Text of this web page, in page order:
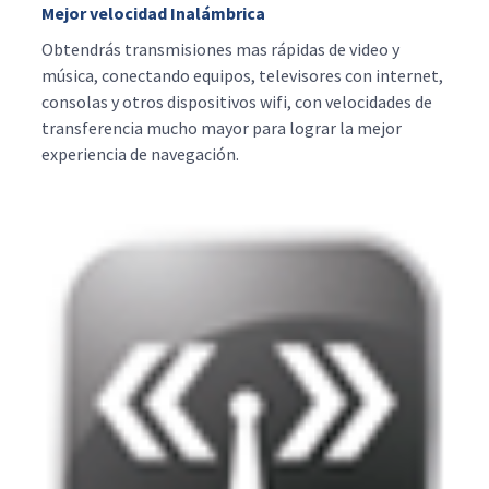
Mejor velocidad Inalámbrica
Obtendrás transmisiones mas rápidas de video y
música, conectando equipos, televisores con internet,
consolas y otros dispositivos wifi, con velocidades de
transferencia mucho mayor para lograr la mejor
experiencia de navegación.